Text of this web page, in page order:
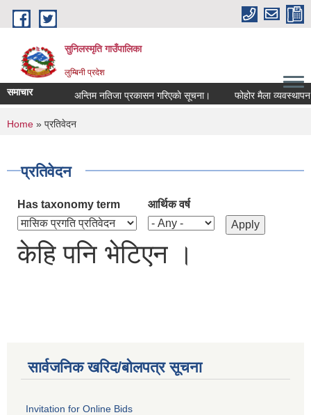
Skip to main content
सुनिलस्मृति गाउँपालिका
लुम्बिनी प्रदेश
समाचार अन्तिम नतिजा प्रकासन गरिएकाे सूचना। फोहोर मैला व्यवस्थापन
You are here
Home » प्रतिवेदन
प्रतिवेदन
Has taxonomy term आर्थिक वर्ष
केहि पनि भेटिएन ।
सार्वजनिक खरिद/बोलपत्र सूचना
Invitation for Online Bids